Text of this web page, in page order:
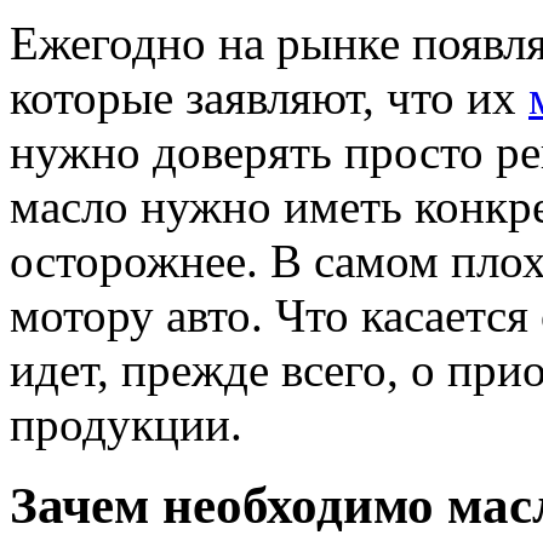
Ежегодно на рынке
которые заявляют, что их
нужно доверять просто
масло нужно иметь
осторожнее. В самом
мотору авто. Что
идет, прежде всего, о
продукции.
Зачем необходимо